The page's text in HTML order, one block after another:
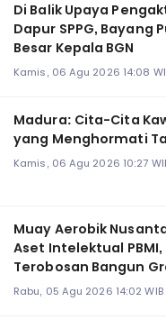
Di Balik Upaya
Dapur SPPG, Bayang
Besar Kepala BGN
Kamis, 06 Agu 2026 14:08
Madura: Cita-Cita
yang Menghormati
Kamis, 06 Agu 2026 10:27
Muay Aerobik
Aset Intelektual
Terobosan Bangun
Rabu, 05 Agu 2026 14:02 WIB